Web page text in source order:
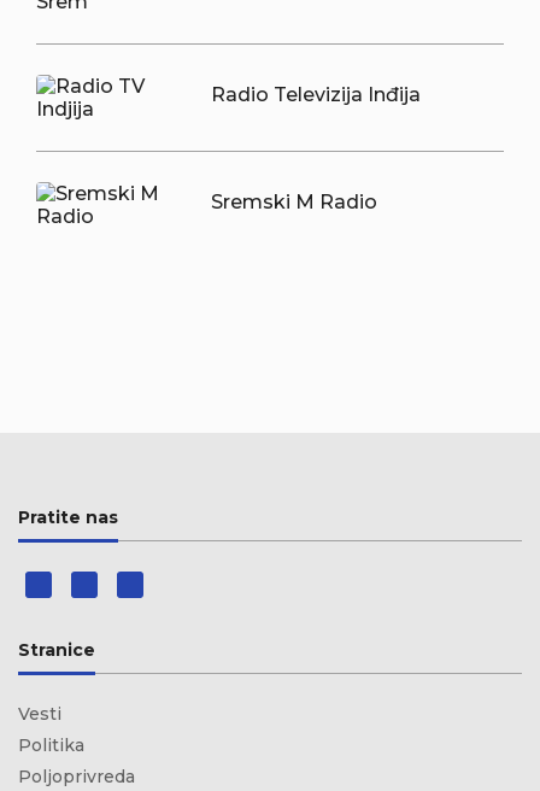
Radio Televizija Inđija
Sremski M Radio
Pratite nas
Stranice
Vesti
Politika
Poljoprivreda